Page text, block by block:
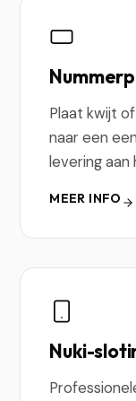
Plaat kwijt
naar een
levering aan
MEER INFO
Nuki-